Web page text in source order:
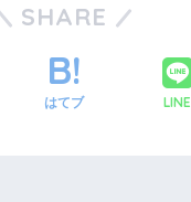
SHARE
はてブ LINE